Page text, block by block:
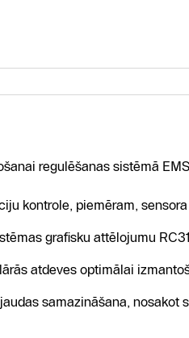
regulēšanas sistēmā
kontrole, piemēram,
grafisku attēlojumu
atdeves optimālai
samazināšana, nosakot